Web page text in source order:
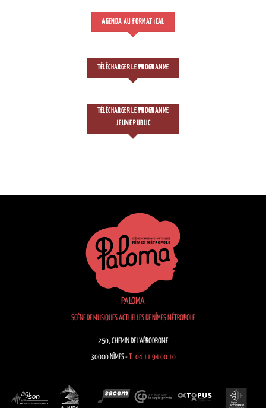
AGENDA AU FORMAT CAL
TÉLÉCHARGER LE PROGRAMME
TÉLÉCHARGER LE PROGRAMME
JEUNE PUBLIC
PALOMA
SCÈNE DE MUSIQUES ACTUELLES DE NÎMES MÉTROPOLE
250, CHEMIN DE L’AÉRODROME
30000 NÎMES - T. 04 11 94 00 10